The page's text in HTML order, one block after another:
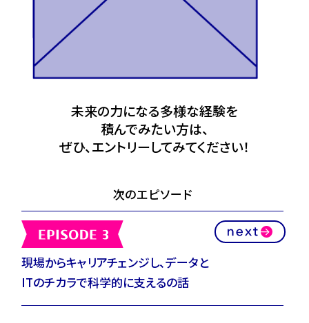
未来の力になる多様な経験を
積んでみたい方は、
ぜひ、エントリーしてみてください！
次のエピソード
現場からキャリアチェンジし、データと
ITのチカラで科学的に支えるの話